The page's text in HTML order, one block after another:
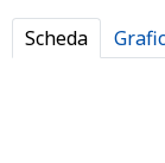
Scheda